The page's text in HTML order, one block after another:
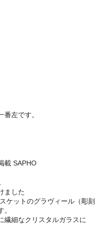
番左です。
載 SAPHO
ました
ケットのグラヴィール（彫
繊細なクリスタルガラスに